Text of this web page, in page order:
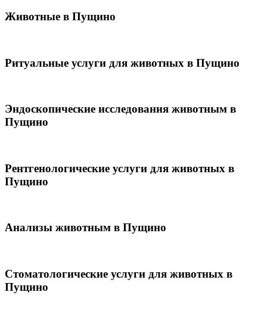
Животные в Пущино
Ритуальные услуги для животных в Пущино
Эндоскопические исследования животным в
Пущино
Рентгенологические услуги для животных в
Пущино
Анализы животным в Пущино
Стоматологические услуги для животных в
Пущино